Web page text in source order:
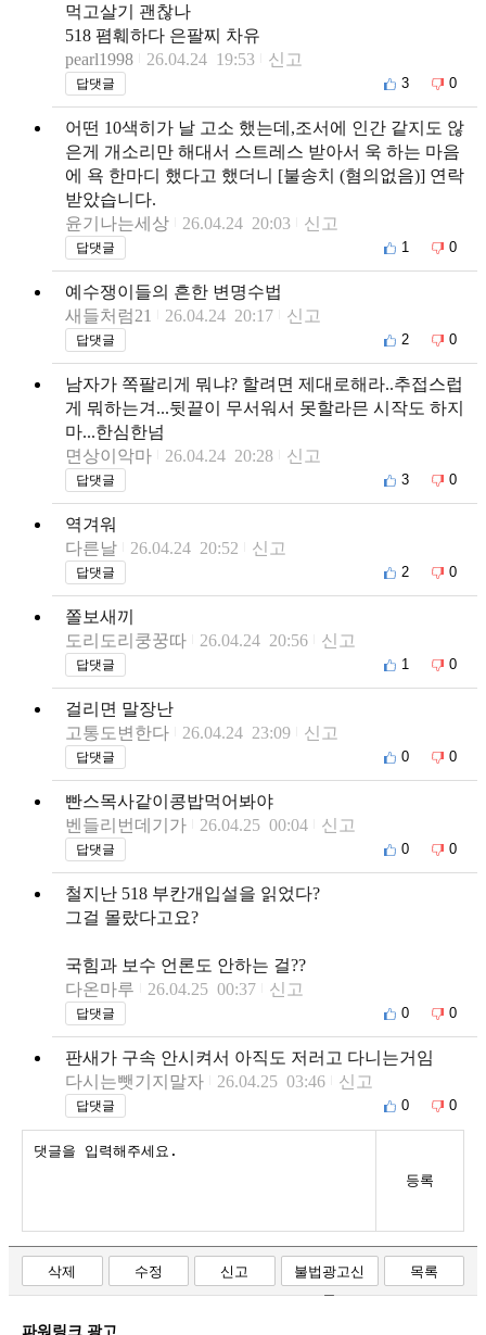
먹고살기 괜찮나
518 폄훼하다 은팔찌 차유
pearl1998
26.04.24 19:53 신고
답댓글 3 0
어떤 10색히가 날 고소 했는데,조서에 인간 같지도 않
은게 개소리만 해대서 스트레스 받아서 욱 하는 마음
에 욕 한마디 했다고 했더니 [불송치 (혐의없음)] 연락
받았습니다.
윤기나는세상
26.04.24 20:03 신고
답댓글 1 0
예수쟁이들의 흔한 변명수법
새들처럼21
26.04.24 20:17 신고
답댓글 2 0
남자가 쪽팔리게 뭐냐? 할려면 제대로해라..추접스럽
게 뭐하는겨...뒷끝이 무서워서 못할라믄 시작도 하지
마...한심한넘
면상이악마
26.04.24 20:28 신고
답댓글 3 0
역겨워
다른날
26.04.24 20:52 신고
답댓글 2 0
쫄보새끼
도리도리쿵꿍따
26.04.24 20:56 신고
답댓글 1 0
걸리면 말장난
고통도변한다
26.04.24 23:09 신고
답댓글 0 0
빤스목사같이콩밥먹어봐야
벤들리번데기가
26.04.25 00:04 신고
답댓글 0 0
철지난 518 부칸개입설을 읽었다?
그걸 몰랐다고요?
국힘과 보수 언론도 안하는 걸??
다온마루
26.04.25 00:37 신고
답댓글 0 0
판새가 구속 안시켜서 아직도 저러고 다니는거임
다시는뺏기지말자
26.04.25 03:46 신고
답댓글 0 0
등록
삭제 수정 신고
불법광고신
고
목록
파워링크 광고